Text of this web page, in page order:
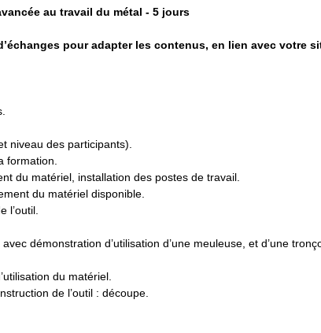
au travail du métal - 5 jours
pour adapter les contenus, en lien avec votre
niveau des participants).
formation.
du matériel, installation des postes de travail.
du matériel disponible.
l’outil.
démonstration d’utilisation d’une meuleuse, et d’une
du matériel.
de l’outil : découpe.